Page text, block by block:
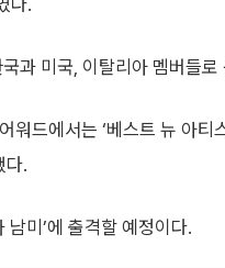
다.
과 미국, 이탈리아 멤버들로
드에서는 ‘베스트 뉴 아티
다.
미’에 출격할 예정이다.